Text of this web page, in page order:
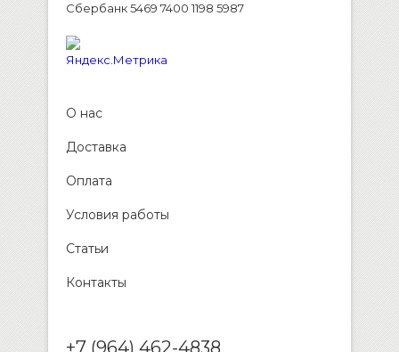
Сбербанк 5469 7400 1198 5987
О нас
Доставка
Оплата
Условия работы
Статьи
Контакты